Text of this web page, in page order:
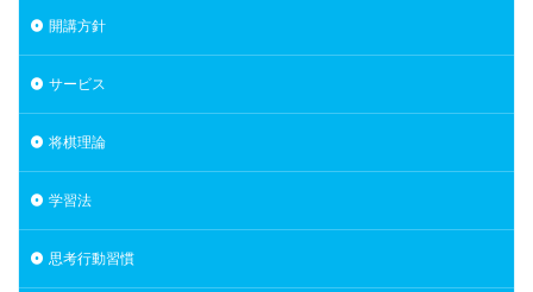
開講方針
サービス
将棋理論
学習法
思考行動習慣